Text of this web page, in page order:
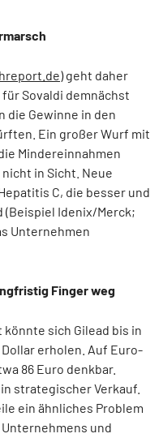
) geht daher
für Sovaldi demnächst
die Gewinne in den
Ein großer Wurf mit
Mindereinnahmen
in Sicht. Neue
C, die besser und
(Beispiel Idenix/Merck;
Unternehmen
Finger weg
sich Gilead bis in
erholen. Auf Euro-
86 Euro denkbar.
strategischer Verkauf.
ein ähnliches Problem
und